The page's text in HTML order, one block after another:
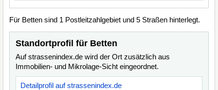
Für Betten sind 1 Postleitzahlgebiet und 5 Straßen hinterlegt.
Standortprofil für Betten
Auf strassenindex.de wird der Ort zusätzlich aus
Immobilien- und Mikrolage-Sicht eingeordnet.
Detailprofil auf strassenindex.de